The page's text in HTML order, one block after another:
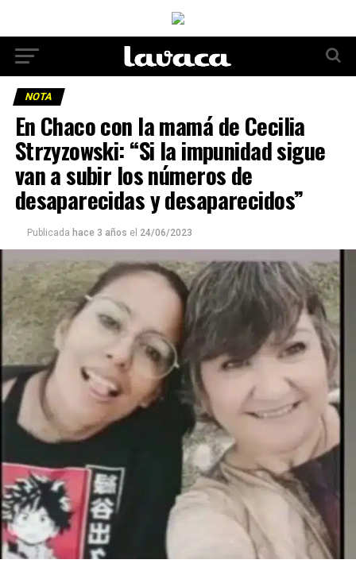
NOTA
En Chaco con la mamá de Cecilia
Strzyzowski: “Si la impunidad sigue
van a subir los números de
desaparecidas y desaparecidos”
Publicada hace 3 años el 24/06/2023